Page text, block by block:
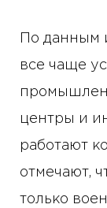
По данным
все чаще
центры и
работают
отмечают,
только